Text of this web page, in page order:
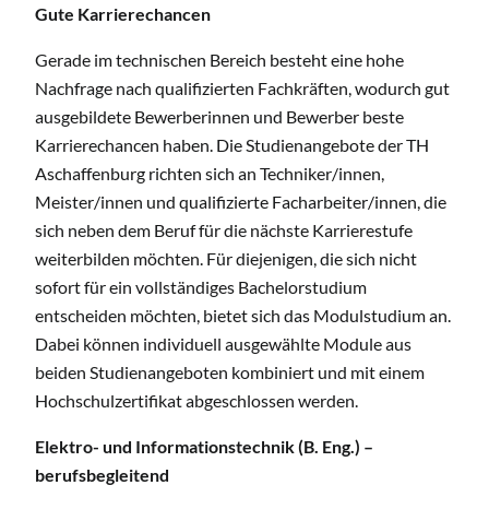
Gute Karrierechancen
Gerade im technischen Bereich besteht eine hohe
Nachfrage nach qualifizierten Fachkräften, wodurch gut
ausgebildete Bewerberinnen und Bewerber beste
Karrierechancen haben. Die Studienangebote der TH
Aschaffenburg richten sich an Techniker/innen,
Meister/innen und qualifizierte Facharbeiter/innen, die
sich neben dem Beruf für die nächste Karrierestufe
weiterbilden möchten. Für diejenigen, die sich nicht
sofort für ein vollständiges Bachelorstudium
entscheiden möchten, bietet sich das Modulstudium an.
Dabei können individuell ausgewählte Module aus
beiden Studienangeboten kombiniert und mit einem
Hochschulzertifikat abgeschlossen werden.
Elektro- und Informationstechnik (B. Eng.) –
berufsbegleitend